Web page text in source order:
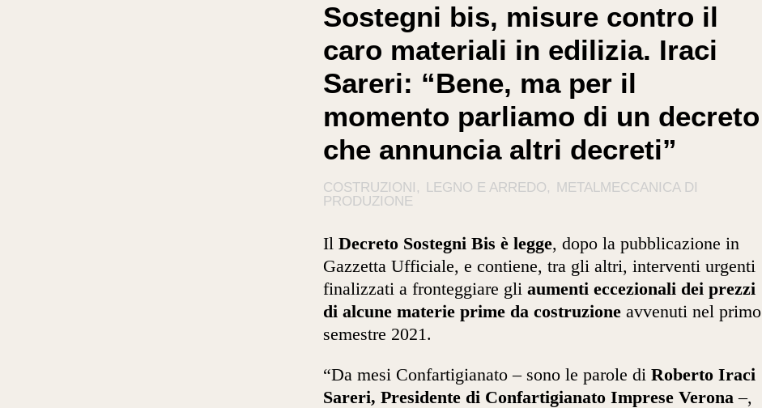
Sostegni bis, misure contro il
caro materiali in edilizia. Iraci
Sareri: “Bene, ma per il
momento parliamo di un decreto
che annuncia altri decreti”
COSTRUZIONI LEGNO E ARREDO
METALMECCANICA DI
PRODUZIONE
Il Decreto Sostegni Bis è legge, dopo la pubblicazione in
Gazzetta Ufficiale, e contiene, tra gli altri, interventi urgenti
finalizzati a fronteggiare gli aumenti eccezionali dei prezzi
di alcune materie prime da costruzione avvenuti nel primo
semestre 2021.
“Da mesi Confartigianato –­ sono le parole di Roberto Iraci
Sareri, Presidente di Confartigianato Imprese Verona –,